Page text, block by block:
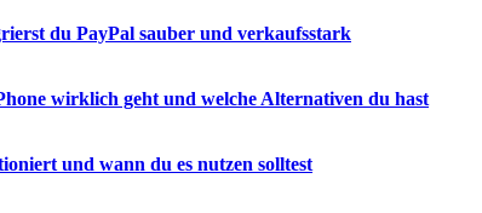
du PayPal sauber und verkaufsstark
wirklich geht und welche Alternativen du hast
und wann du es nutzen solltest